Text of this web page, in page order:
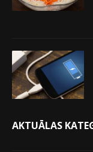
AKTUĀLAS